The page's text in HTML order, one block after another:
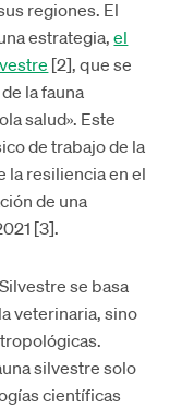
regiones. El
estrategia,el
[2], que se
la fauna
salud». Este
de trabajo de la
la resiliencia en el
de una
[3].
se basa
veterinaria, sino
silvestre solo
científicas